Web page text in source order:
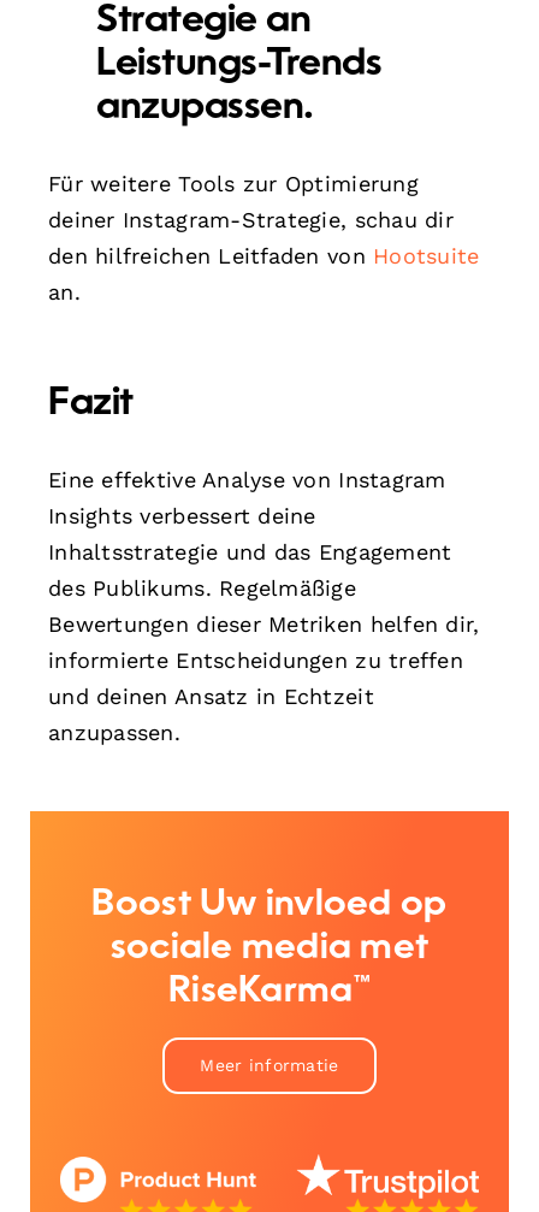
Strategie an
Leistungs-Trends
anzupassen.
Für weitere Tools zur Optimierung
deiner Instagram-Strategie, schau dir
den hilfreichen Leitfaden von Hootsuite
an.
Fazit
Eine effektive Analyse von Instagram
Insights verbessert deine
Inhaltsstrategie und das Engagement
des Publikums. Regelmäßige
Bewertungen dieser Metriken helfen dir,
informierte Entscheidungen zu treffen
und deinen Ansatz in Echtzeit
anzupassen.
Boost Uw invloed op
sociale media met
RiseKarma™
Meer informatie